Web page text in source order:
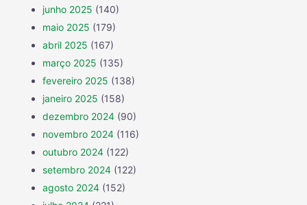
junho 2025 (140)
maio 2025 (179)
abril 2025 (167)
março 2025 (135)
fevereiro 2025 (138)
janeiro 2025 (158)
dezembro 2024 (90)
novembro 2024 (116)
outubro 2024 (122)
setembro 2024 (122)
agosto 2024 (152)